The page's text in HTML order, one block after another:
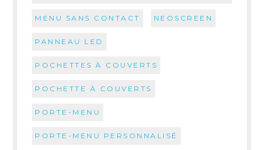
MENU SANS CONTACT NEOSCREEN
PANNEAU LED
POCHETTES À COUVERTS
POCHETTE À COUVERTS
PORTE-MENU
PORTE-MENU PERSONNALISÉ